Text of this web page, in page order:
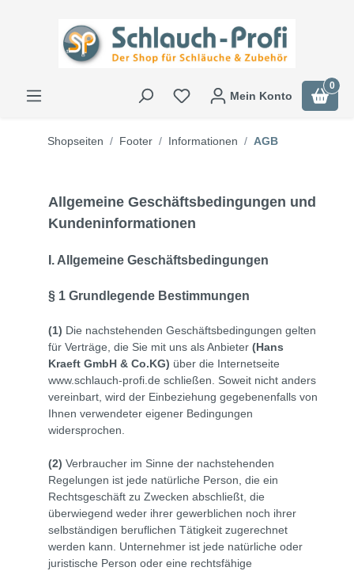
Mein Konto
0
Shopseiten Footer Informationen AGB
Allgemeine Geschäftsbedingungen und
Kundeninformationen
I. Allgemeine Geschäftsbedingungen
§ 1 Grundlegende Bestimmungen
(1) Die nachstehenden Geschäftsbedingungen gelten
für Verträge, die Sie mit uns als Anbieter (Hans
Kraeft GmbH & Co.KG) über die Internetseite
www.schlauch-profi.de schließen. Soweit nicht anders
vereinbart, wird der Einbeziehung gegebenenfalls von
Ihnen verwendeter eigener Bedingungen
widersprochen.
(2) Verbraucher im Sinne der nachstehenden
Regelungen ist jede natürliche Person, die ein
Rechtsgeschäft zu Zwecken abschließt, die
überwiegend weder ihrer gewerblichen noch ihrer
selbständigen beruflichen Tätigkeit zugerechnet
werden kann. Unternehmer ist jede natürliche oder
juristische Person oder eine rechtsfähige